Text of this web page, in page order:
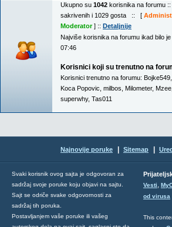
Ukupno su 1042 korisnika na forumu
sakrivenih i 1029 gosta :: [
Moderator] :: Detaljnije
Najviše korisnika na forumu ikad bilo je
07:46
Korisnici koji su trenutno na
Korisnici trenutno na forumu: Bojke549
Koca Popovic milbos Milometer, Mzee
superwhy, Tas011
Najnovije poruke Sitemap
Svaki korisnik ovog sajta je odgovoran za
sadržaj svoje poruke koju objavi na sajtu.
Sajt se odriče svake odgovornosti za
sadržaj tih poruka.
Postavljanjem vaše poruke ili vašeg
Vesti,
od virusa
This